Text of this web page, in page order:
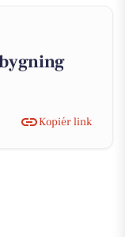
Kopiér link